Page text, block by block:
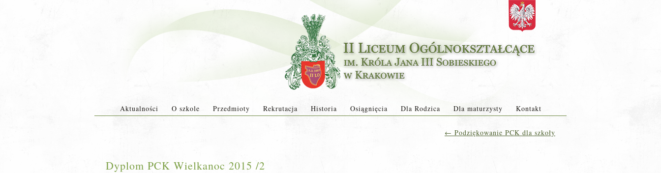
Aktualności O szkole Przedmioty Rekrutacja Historia Osiągnięcia Dla Rodzica Dla maturzysty Kontakt
← Podziękowanie PCK dla szkoły
Dyplom PCK Wielkanoc 2015 /2